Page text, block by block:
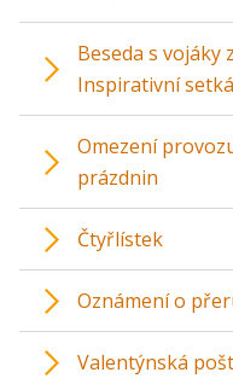
Beseda s vojáky
Inspirativní
Omezení
prázdnin
Čtyřlístek
Oznámení o
Valentýnská